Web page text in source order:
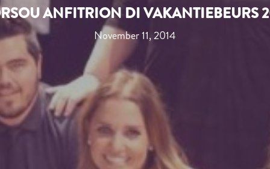
ANFITRION DI VAKANTIEBEURS
November 11, 2014